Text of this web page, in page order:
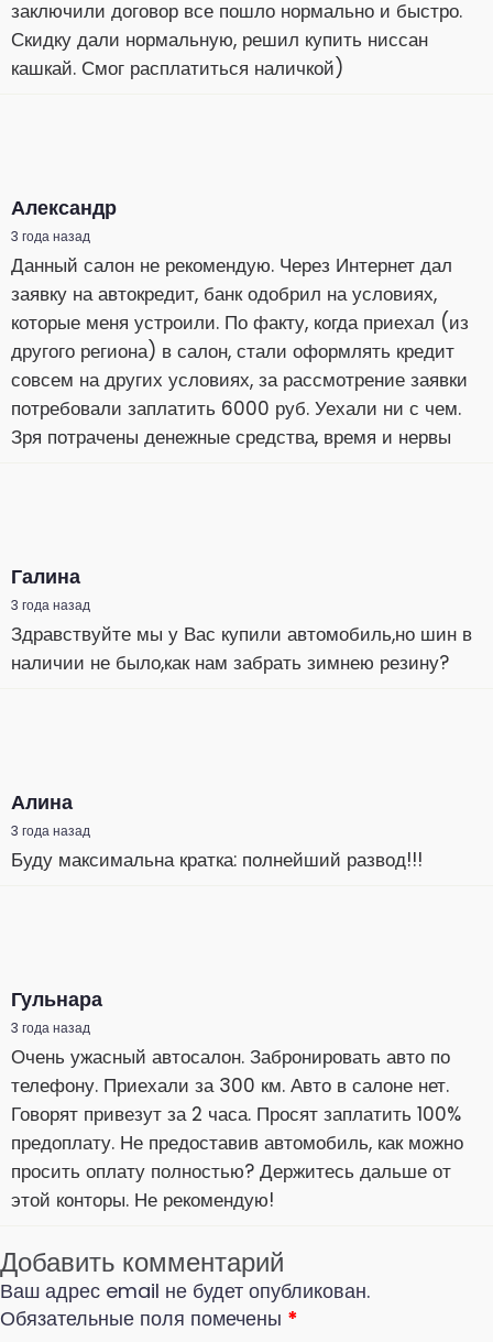
заключили договор все пошло нормально и быстро.
Скидку дали нормальную, решил купить ниссан
кашкай. Смог расплатиться наличкой)
Александр
3 года назад
Данный салон не рекомендую. Через Интернет дал
заявку на автокредит, банк одобрил на условиях,
которые меня устроили. По факту, когда приехал (из
другого региона) в салон, стали оформлять кредит
совсем на других условиях, за рассмотрение заявки
потребовали заплатить 6000 руб. Уехали ни с чем.
Зря потрачены денежные средства, время и нервы
Галина
3 года назад
Здравствуйте мы у Вас купили автомобиль,но шин в
наличии не было,как нам забрать зимнею резину?
Алина
3 года назад
Буду максимальна кратка: полнейший развод!!!
Гульнара
3 года назад
Очень ужасный автосалон. Забронировать авто по
телефону. Приехали за 300 км. Авто в салоне нет.
Говорят привезут за 2 часа. Просят заплатить 100%
предоплату. Не предоставив автомобиль, как можно
просить оплату полностью? Держитесь дальше от
этой конторы. Не рекомендую!
Добавить комментарий
Ваш адрес email не будет опубликован.
Обязательные поля помечены *